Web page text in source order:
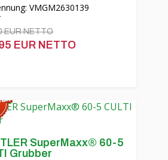
VMGM2630139
EUR NETTO
EUR NETTO
SuperMaxx® 60-5
Grubber